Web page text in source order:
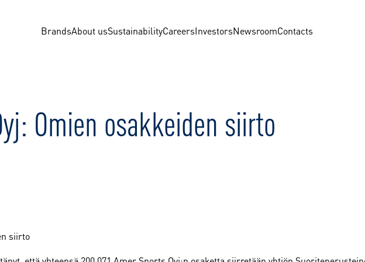
BrandsAbout usSustainabilityCareersInvestorsNewsroomContacts
Omien osakkeiden siirto
siirto